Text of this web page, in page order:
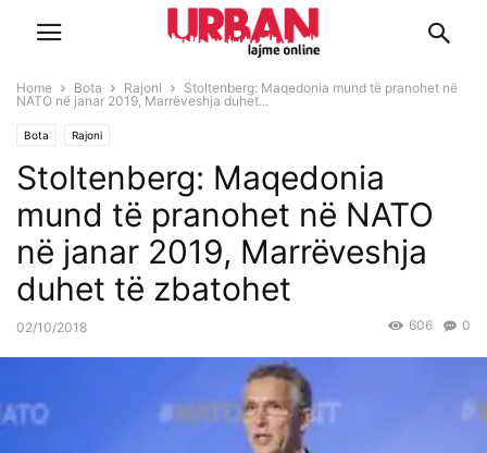
Home Bota Rajoni
Stoltenberg: Maqedonia mund të pranohet në
NATO në janar 2019, Marrëveshja duhet...
Bota Rajoni
Stoltenberg: Maqedonia
mund të pranohet në NATO
në janar 2019, Marrëveshja
duhet të zbatohet
02/10/2018 0
606